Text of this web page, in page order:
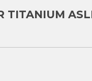
TITANIUM